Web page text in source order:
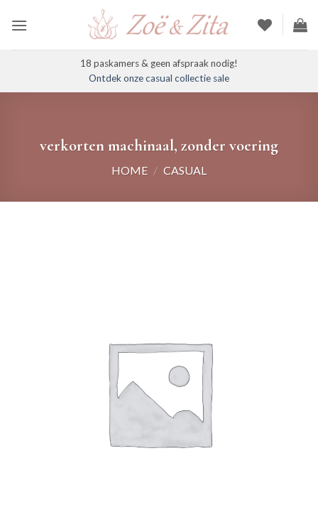
naar
18 paskamers & geen afspraak nodig!
Ontdek onze casual collectie sale
verkorten machinaal, zonder voering
HOME / CASUAL